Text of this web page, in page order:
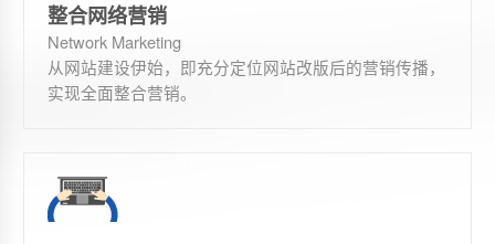
整合网络营销
Network Marketing
从网站建设伊始，即充分定位网站改版后的营销传播，
实现全面整合营销。